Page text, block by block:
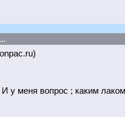
у меня вопрос ; каким